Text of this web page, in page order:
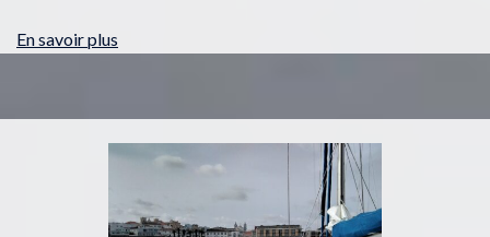
En savoir plus